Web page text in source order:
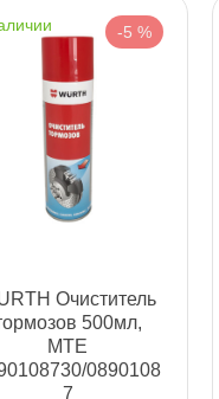
-5 %
Очиститель
500мл,
MTE
0890108
7